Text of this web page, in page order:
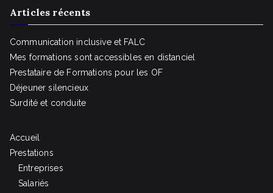
Articles récents
Communication inclusive et FALC
Mes formations sont accessibles en distanciel
Prestataire de Formations pour les OF
Déjeuner silencieux
Surdité et conduite
Accueil
Prestations
Entreprises
Salariés